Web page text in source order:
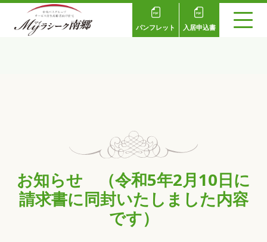
パンフレット 入居申込書
お知らせ （令和5年2月10日に
請求書に同封いたしました内容
です）